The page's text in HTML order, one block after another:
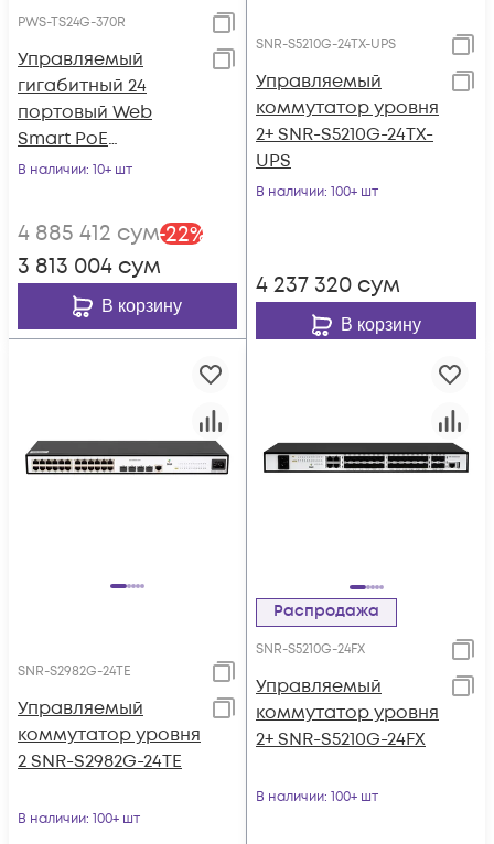
PWS-TS24G-370R
Управляемый
гигабитный 24
портовый Web
Smart PoE
коммутатор
В наличии: 10+ шт
4 885 412 сум-22%
3 813 004 сум
В корзину
SNR-S5210G-24TX-UPS
Управляемый
коммутатор уровня
2+ SNR-S5210G-24TX-
UPS
В наличии: 100+ шт
4 237 320 сум
В корзину
SNR-S2982G-24TE
Управляемый
коммутатор уровня
2 SNR-S2982G-24TE
В наличии: 100+ шт
Распродажа
SNR-S5210G-24FX
Управляемый
коммутатор уровня
2+ SNR-S5210G-24FX
В наличии: 100+ шт